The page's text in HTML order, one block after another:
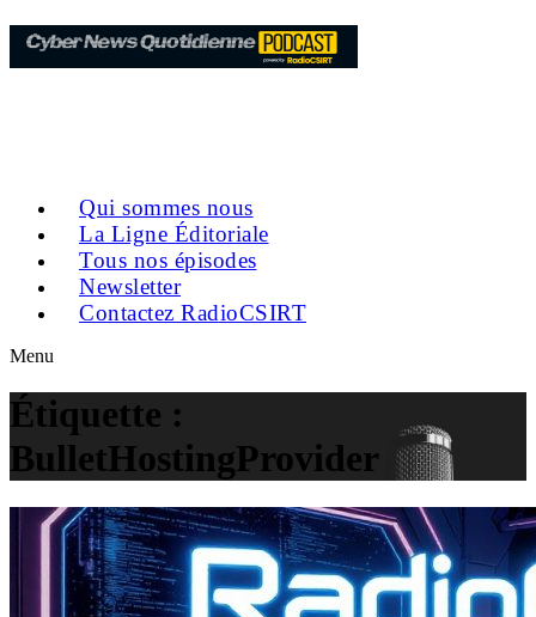
Qui sommes nous
La Ligne Éditoriale
Tous nos épisodes
Newsletter
Contactez RadioCSIRT
Menu
Étiquette :
BulletHostingProvider